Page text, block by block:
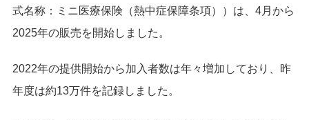
式名称：ミニ医療保険（熱中症保障条項））は、4月から
2025年の販売を開始しました。
2022年の提供開始から加入者数は年々増加しており、昨
年度は約13万件を記録しました。